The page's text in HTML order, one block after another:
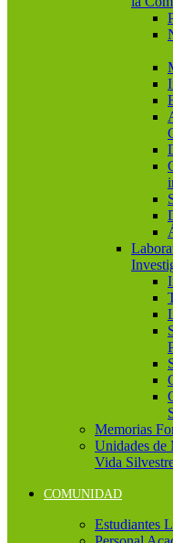
Memorias
Unidades de
Vida
COMUNIDAD
Estudiantes